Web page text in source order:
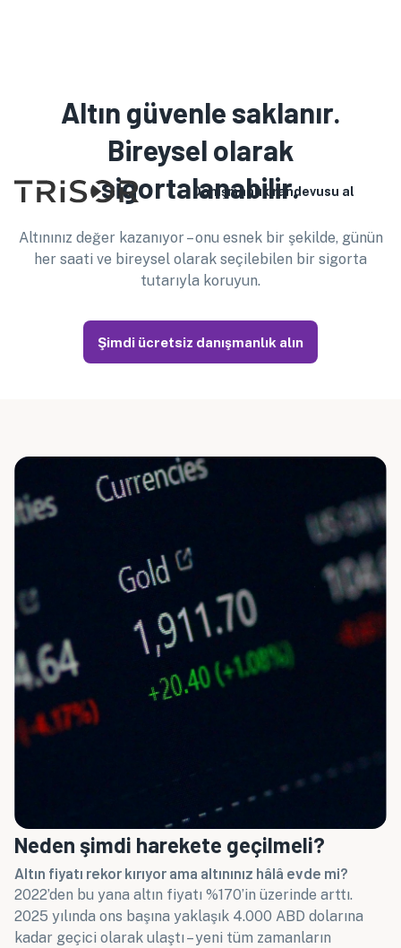
kullanabilirsiniz
Danışmanlık randevusu al
Altın güvenle saklanır.
Bireysel olarak
sigortalanabilir.
Altınınız değer kazanıyor – onu esnek bir şekilde, günün
her saati ve bireysel olarak seçilebilen bir sigorta
tutarıyla koruyun.
Şimdi ücretsiz danışmanlık alın
Neden şimdi harekete geçilmeli?
Altın fiyatı rekor kırıyor ama altınınız hâlâ evde mi?
2022’den bu yana altın fiyatı %170’in üzerinde arttı.
2025 yılında ons başına yaklaşık 4.000 ABD dolarına
kadar geçici olarak ulaştı – yeni tüm zamanların